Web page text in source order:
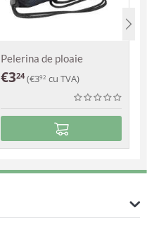
Pelerina de ploaie
Augustus
€324 (€392 cu TVA)